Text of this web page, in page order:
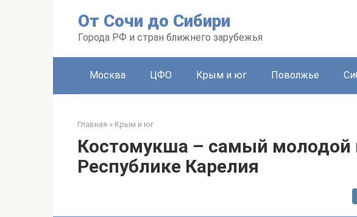
От Сочи до Сибири
Города РФ и стран ближнего зарубежья
Москва ЦФО Крым и юг Поволжье
Главная » Крым и юг
Костомукша – самый молодой
Республике Карелия